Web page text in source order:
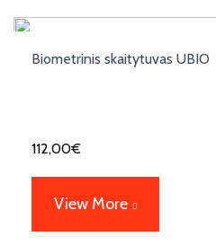
Biometrinis skaitytuvas UBIO
112,00€
View More